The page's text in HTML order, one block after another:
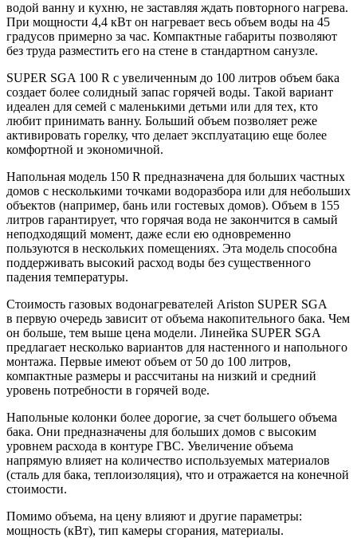
водой ванну и кухню, не заставляя ждать повторного нагрева.
При мощности 4,4 кВт он нагревает весь объем воды на 45
градусов примерно за час. Компактные габариты позволяют
без труда разместить его на стене в стандартном санузле.
SUPER SGA 100 R с увеличенным до 100 литров объем бака
создает более солидный запас горячей воды. Такой вариант
идеален для семей с маленькими детьми или для тех, кто
любит принимать ванну. Больший объем позволяет реже
активировать горелку, что делает эксплуатацию еще более
комфортной и экономичной.
Напольная модель 150 R предназначена для больших частных
домов с несколькими точками водоразбора или для небольших
объектов (например, бань или гостевых домов). Объем в 155
литров гарантирует, что горячая вода не закончится в самый
неподходящий момент, даже если ею одновременно
пользуются в нескольких помещениях. Эта модель способна
поддерживать высокий расход воды без существенного
падения температуры.
Стоимость газовых водонагревателей Ariston SUPER SGA
в первую очередь зависит от объема накопительного бака. Чем
он больше, тем выше цена модели. Линейка SUPER SGA
предлагает несколько вариантов для настенного и напольного
монтажа. Первые имеют объем от 50 до 100 литров,
компактные размеры и рассчитаны на низкий и средний
уровень потребности в горячей воде.
Напольные колонки более дорогие, за счет большего объема
бака. Они предназначены для больших домов с высоким
уровнем расхода в контуре ГВС. Увеличение объема
напрямую влияет на количество используемых материалов
(сталь для бака, теплоизоляция), что и отражается на конечной
стоимости.
Помимо объема, на цену влияют и другие параметры:
мощность (кВт), тип камеры сгорания, материалы.